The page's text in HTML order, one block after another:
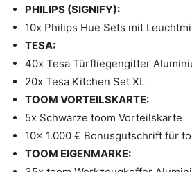
PHILIPS (SIGNIFY):
10x Philips Hue Sets mit
TESA:
40x Tesa Türfliegengitter
20x Tesa Kitchen Set XL
TOOM VORTEILSKARTE:
5x Schwarze toom Vorteilskarte
10x 1.000 € Bonusgutschrift für
TOOM EIGENMARKE: